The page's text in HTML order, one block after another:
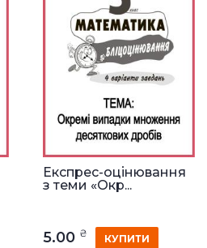
Експрес-оцінювання
з теми «Окр...
5.00 ₴ КУПИТИ